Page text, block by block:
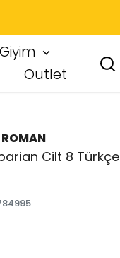
Giyim
Outlet
Cilt 8 Türkçe